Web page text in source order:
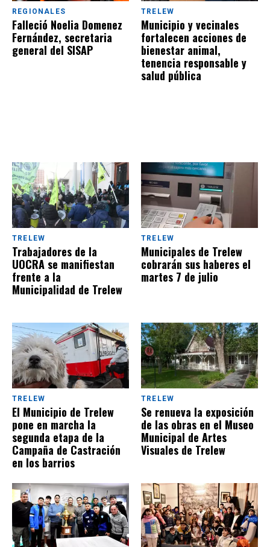
REGIONALES
Falleció Noelia Domenez
Fernández, secretaria
general del SISAP
TRELEW
Municipio y vecinales
fortalecen acciones de
bienestar animal,
tenencia responsable y
salud pública
TRELEW
Trabajadores de la
UOCRA se manifiestan
frente a la
Municipalidad de Trelew
TRELEW
Municipales de Trelew
cobrarán sus haberes el
martes 7 de julio
TRELEW
El Municipio de Trelew
pone en marcha la
segunda etapa de la
Campaña de Castración
en los barrios
TRELEW
Se renueva la exposición
de las obras en el Museo
Municipal de Artes
Visuales de Trelew